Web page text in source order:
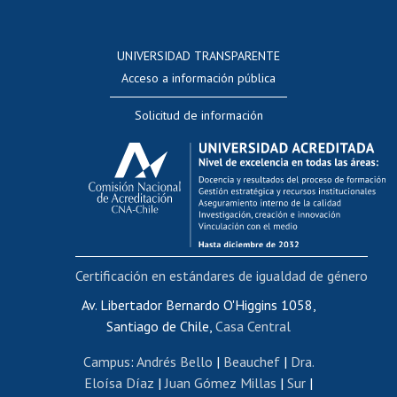
Evaluación docente
Calificación académica
Postulación al AUCAI
Funcionarias/os
Cursos internos de capacitación
Bienestar del personal
Portal de movilidad interna
Certificado de renta
Certificado de renta honorarios
Editar páginas blancas
UNIVERSIDAD TRANSPARENTE
Acceso a información pública
Solicitud de información
Av. Libertador Bernardo O'Higgins 1058,
Santiago de Chile, Casa Central
Campus: Andrés Bello | Beauchef| Dra.
Eloísa Díaz |Juan Gómez Millas | Sur |
Certificación en estándares de igualdad de género